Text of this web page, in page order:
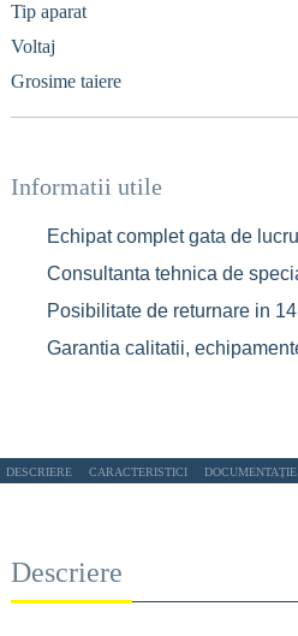
Tip aparat
Voltaj
Grosime taiere
Informatii utile
Echipat complet gata de lucru
Consultanta tehnica de
Posibilitate de returnare in
Garantia calitatii,
DESCRIERE CARACTERISTICI
Descriere